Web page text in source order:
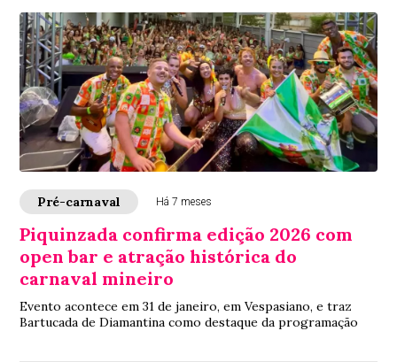
Pré-carnaval Há 7 meses
Piquinzada confirma edição 2026 com
open bar e atração histórica do
carnaval mineiro
Evento acontece em 31 de janeiro, em Vespasiano, e traz
Bartucada de Diamantina como destaque da programação